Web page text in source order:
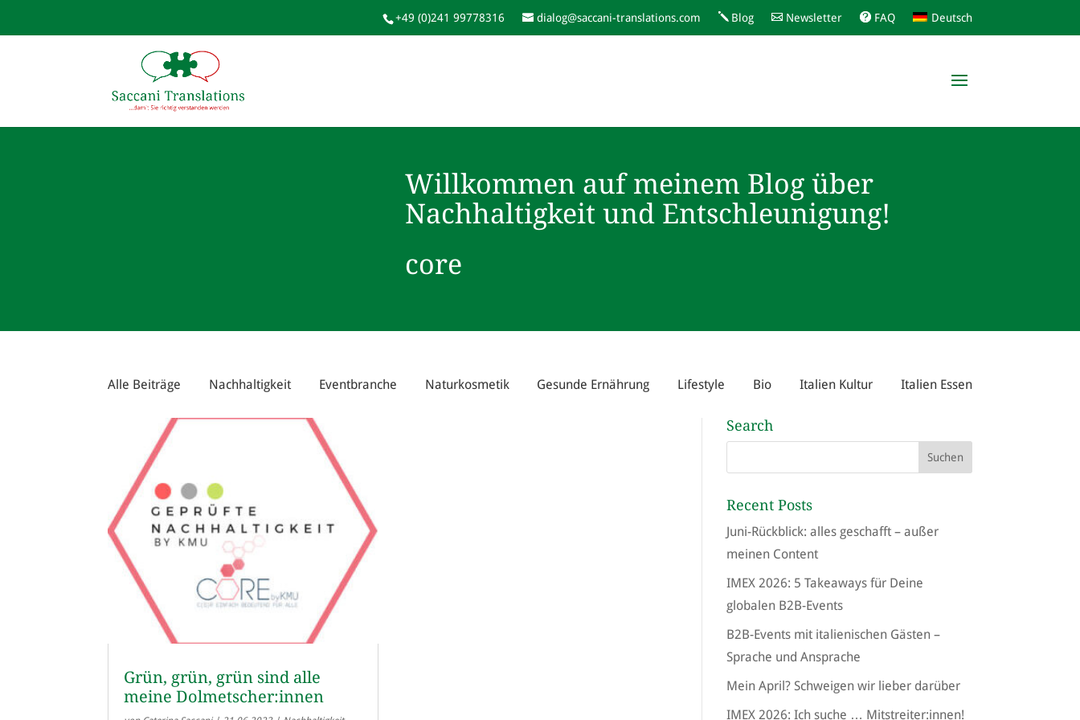
+49 (0)241 99778316 dialog@saccani-translations.com Blog Newsletter FAQ Deutsch
Willkommen auf meinem Blog über
Nachhaltigkeit und Entschleunigung!
core
Alle Beiträge Nachhaltigkeit Eventbranche Naturkosmetik Gesunde Ernährung Lifestyle Bio Italien Kultur Italien Essen
Grün, grün, grün sind alle
meine Dolmetscher:innen
Search
Recent Posts
Juni-Rückblick: alles geschafft – außer
meinen Content
IMEX 2026: 5 Takeaways für Deine
globalen B2B-Events
B2B-Events mit italienischen Gästen –
Sprache und Ansprache
Mein April? Schweigen wir lieber darüber
IMEX 2026: Ich suche … Mitstreiter:innen!